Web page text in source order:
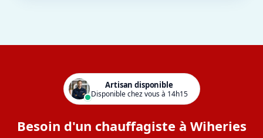
Artisan disponible
Disponible chez vous à 14h15
Besoin d'un chauffagiste à Wiheries